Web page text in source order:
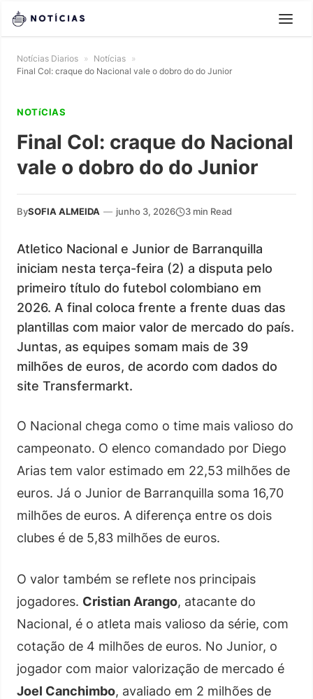
Notícias Diarios » Notícias »
Final Col: craque do Nacional vale o dobro do do Junior
NOTíCIAS
Final Col: craque do Nacional
vale o dobro do do Junior
BySOFIA ALMEIDA — junho 3, 2026 3 min Read
Atletico Nacional e Junior de Barranquilla
iniciam nesta terça-feira (2) a disputa pelo
primeiro título do futebol colombiano em
2026. A final coloca frente a frente duas das
plantillas com maior valor de mercado do país.
Juntas, as equipes somam mais de 39
milhões de euros, de acordo com dados do
site Transfermarkt.
O Nacional chega como o time mais valioso do
campeonato. O elenco comandado por Diego
Arias tem valor estimado em 22,53 milhões de
euros. Já o Junior de Barranquilla soma 16,70
milhões de euros. A diferença entre os dois
clubes é de 5,83 milhões de euros.
O valor também se reflete nos principais
jogadores. Cristian Arango, atacante do
Nacional, é o atleta mais valioso da série, com
cotação de 4 milhões de euros. No Junior, o
jogador com maior valorização de mercado é
Joel Canchimbo, avaliado em 2 milhões de